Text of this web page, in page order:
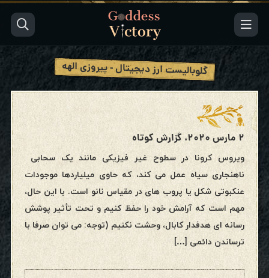
گلوبالیست ارز دیجیتال - پیروزی الهه
۲ مارس ۲۰۲۰، گزارش کوتاه
ویروس کرونا در سطوح غیر فیزیکی مانند یک سحابی
ناهنجاری سیاه عمل می کند، که حاوی میلیاردها موجودات
عنکبوتی شکل یا پروب های در مقیاس نانو است. با این حال،
مهم است که آرامش خود را حفظ کنیم و تحت تأثیر پوشش
رسانه ای هدفدار کابال، وحشت نکنیم (توجه: می توان صرفا با
ترساندن دائمی […]